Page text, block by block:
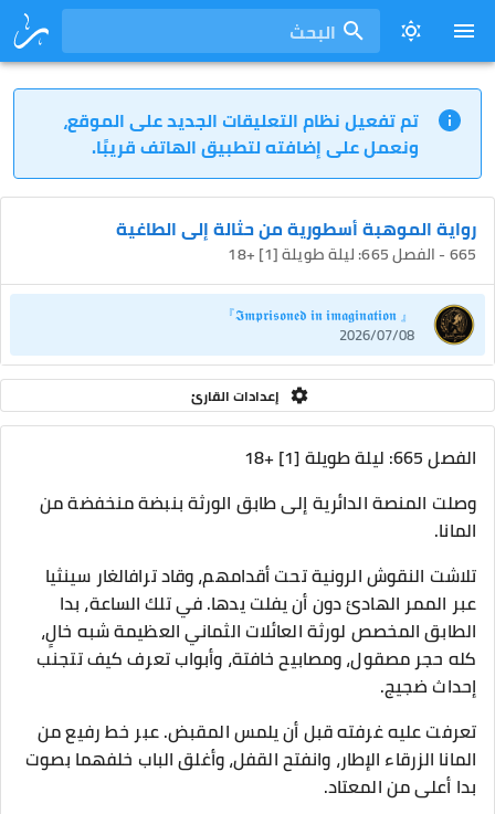
البحث
تم تفعيل نظام التعليقات الجديد على الموقع،
ونعمل على إضافته لتطبيق الهاتف قريبًا.
رواية الموهبة أسطورية من حثالة إلى الطاغية
665 - الفصل 665: ليلة طويلة [1] +18
『 𝕴𝖒𝖕𝖗𝖎𝖘𝖔𝖓𝖊𝖉 𝖎𝖓 𝖎𝖒𝖆𝖌𝖎𝖓𝖆𝖙𝖎𝖔𝖓』
2026/07/08
إعدادات القارئ
الفصل 665: ليلة طويلة [1] +18
وصلت المنصة الدائرية إلى طابق الورثة بنبضة منخفضة من
المانا.
تلاشت النقوش الرونية تحت أقدامهم، وقاد ترافالغار سينثيا
عبر الممر الهادئ دون أن يفلت يدها. في تلك الساعة، بدا
الطابق المخصص لورثة العائلات الثماني العظيمة شبه خالٍ،
كله حجر مصقول، ومصابيح خافتة، وأبواب تعرف كيف تتجنب
إحداث ضجيج.
تعرفت عليه غرفته قبل أن يلمس المقبض. عبر خط رفيع من
المانا الزرقاء الإطار، وانفتح القفل، وأغلق الباب خلفهما بصوت
بدا أعلى من المعتاد.